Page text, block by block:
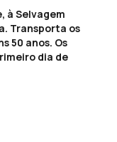
à Selvagem
Transporta os
50 anos. Os
dia de